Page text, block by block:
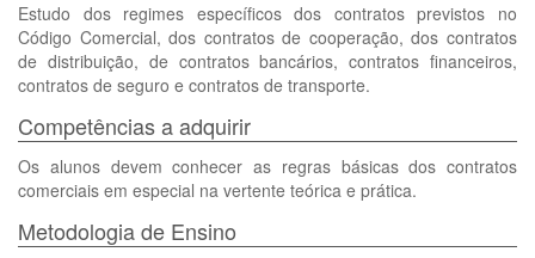
Estudo dos regimes específicos dos contratos previstos no
Código Comercial, dos contratos de cooperação, dos contratos
de distribuição, de contratos bancários, contratos financeiros,
contratos de seguro e contratos de transporte.
Competências a adquirir
Os alunos devem conhecer as regras básicas dos contratos
comerciais em especial na vertente teórica e prática.
Metodologia de Ensino